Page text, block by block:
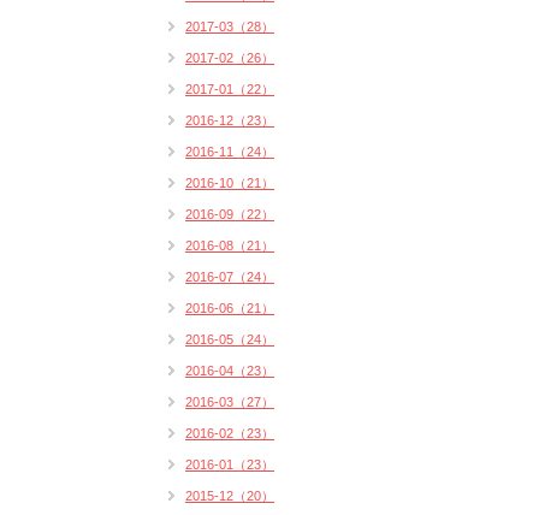
2017-03（28）
2017-02（26）
2017-01（22）
2016-12（23）
2016-11（24）
2016-10（21）
2016-09（22）
2016-08（21）
2016-07（24）
2016-06（21）
2016-05（24）
2016-04（23）
2016-03（27）
2016-02（23）
2016-01（23）
2015-12（20）